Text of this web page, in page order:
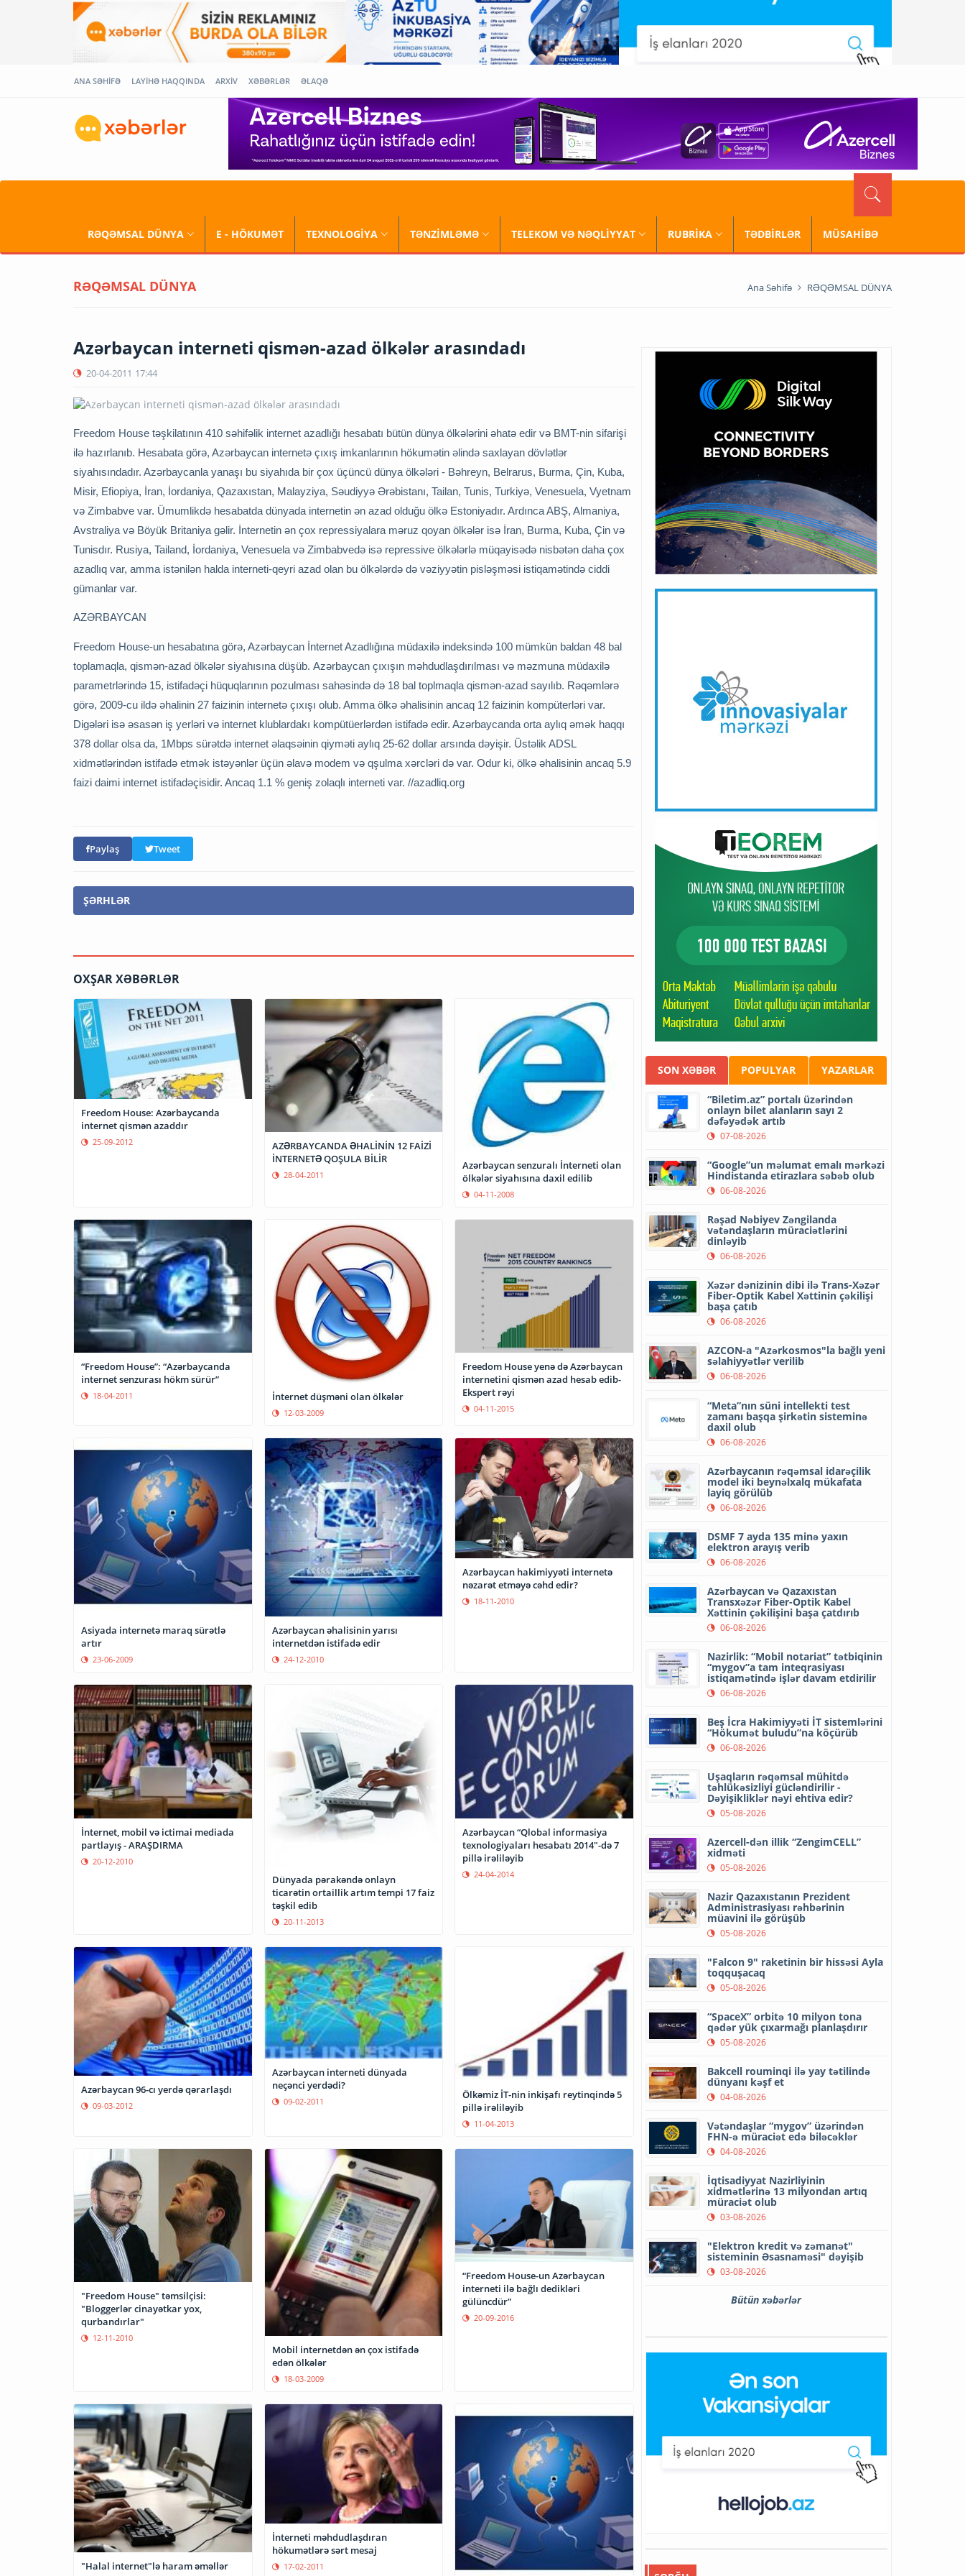
ANA SƏHİFƏ LAYİHƏ HAQQINDA ARXİV XƏBƏRLƏR ƏLAQƏ
RƏQƏMSAL DÜNYA E - HÖKUMƏT TEXNOLOGİYA TƏNZİMLƏMƏ TELEKOM VƏ NƏQLİYYAT RUBRİKA TƏDBİRLƏR MÜSAHİBƏ
RƏQƏMSAL DÜNYA Ana Səhifə RƏQƏMSAL DÜNYA
Azərbaycan interneti qismən-azad ölkələr arasındadı
20-04-2011 17:44
Freedom House təşkilatının 410 səhifəlik internet azadlığı hesabatı bütün dünya ölkələrini əhatə edir və BMT-nin sifarişi
ilə hazırlanıb. Hesabata görə, Azərbaycan internetə çıxış imkanlarının hökumətin əlində saxlayan dövlətlər
siyahısındadır. Azərbaycanla yanaşı bu siyahıda bir çox üçüncü dünya ölkələri - Bəhreyn, Belrarus, Burma, Çin, Kuba,
Misir, Efiopiya, İran, İordaniya, Qazaxıstan, Malayziya, Səudiyyə Ərəbistanı, Tailan, Tunis, Turkiyə, Venesuela, Vyetnam
və Zimbabve var. Ümumlikdə hesabatda dünyada internetin ən azad olduğu ölkə Estoniyadır. Ardınca ABŞ, Almaniya,
Avstraliya və Böyük Britaniya gəlir. İnternetin ən çox repressiyalara məruz qoyan ölkələr isə İran, Burma, Kuba, Çin və
Tunisdır. Rusiya, Tailand, İordaniya, Venesuela və Zimbabvedə isə repressive ölkələrlə müqayisədə nisbətən daha çox
azadlıq var, amma istənilən halda interneti-qeyri azad olan bu ölkələrdə də vəziyyətin pisləşməsi istiqamətində ciddi
gümanlar var.
AZƏRBAYCAN
Freedom House-un hesabatına görə, Azərbaycan İnternet Azadlığına müdaxilə indeksində 100 mümkün baldan 48 bal
toplamaqla, qismən-azad ölkələr siyahısına düşüb. Azərbaycan çıxışın məhdudlaşdırılması və məzmuna müdaxilə
parametrlərində 15, istifadəçi hüquqlarının pozulması sahəsində də 18 bal toplmaqla qismən-azad sayılıb. Rəqəmlərə
görə, 2009-cu ildə əhalinin 27 faizinin internetə çıxışı olub. Amma ölkə əhalisinin ancaq 12 faizinin kompüterləri var.
Digələri isə əsasən iş yerləri və internet klublardakı kompütüerlərdən istifadə edir. Azərbaycanda orta aylıq əmək haqqı
378 dollar olsa da, 1Mbps sürətdə internet əlaqsəinin qiyməti aylıq 25-62 dollar arsında dəyişir. Üstəlik ADSL
xidmətlərindən istifadə etmək istəyənlər üçün əlavə modem və qşulma xərcləri də var. Odur ki, ölkə əhalisinin ancaq 5.9
faizi daimi internet istifadəçisidir. Ancaq 1.1 % geniş zolaqlı interneti var. //azadliq.org
Paylaş Tweet
ŞƏRHLƏR
OXŞAR XƏBƏRLƏR
Freedom House: Azərbaycanda
internet qismən azaddır
25-09-2012
AZƏRBAYCANDA ƏHALİNİN 12 FAİZİ
İNTERNETƏ QOŞULA BİLİR
28-04-2011
Azərbaycan senzuralı İnterneti olan
ölkələr siyahısına daxil edilib
04-11-2008
“Freedom House”: “Azərbaycanda
internet senzurası hökm sürür”
18-04-2011 İnternet düşməni olan ölkələr
12-03-2009
Freedom House yenə də Azərbaycan
internetini qismən azad hesab edib-
Ekspert rəyi
04-11-2015
Asiyada internetə maraq sürətlə
artır
23-06-2009
Azərbaycan əhalisinin yarısı
internetdən istifadə edir
24-12-2010
Azərbaycan hakimiyyəti internetə
nəzarət etməyə cəhd edir?
18-11-2010
İnternet, mobil və ictimai mediada
partlayış - ARAŞDIRMA
20-12-2010
Dünyada pərakəndə onlayn
ticarətin ortaillik artım tempi 17 faiz
təşkil edib
20-11-2013
Azərbaycan “Qlobal informasiya
texnologiyaları hesabatı 2014"-də 7
pillə irəliləyib
24-04-2014
Azərbaycan 96-cı yerdə qərarlaşdı
09-03-2012
Azərbaycan interneti dünyada
neçənci yerdədi?
09-02-2011
Ölkəmiz İT-nin inkişafı reytinqində 5
pillə irəliləyib
11-04-2013
"Freedom House" təmsilçisi:
"Bloggerlər cinayətkar yox,
qurbandırlar"
12-11-2010
Mobil internetdən ən çox istifadə
edən ölkələr
18-03-2009
“Freedom House-un Azərbaycan
interneti ilə bağlı dedikləri
gülüncdür”
20-09-2016
"Halal internet"lə haram əməllər
İnterneti məhdudlaşdıran
hökumətlərə sərt mesaj
17-02-2011
SON XƏBƏR POPULYAR YAZARLAR
“Biletim.az” portalı üzərindən
onlayn bilet alanların sayı 2
dəfəyədək artıb
07-08-2026
“Google”un məlumat emalı mərkəzi
Hindistanda etirazlara səbəb olub
06-08-2026
Rəşad Nəbiyev Zəngilanda
vətəndaşların müraciətlərini
dinləyib
06-08-2026
Xəzər dənizinin dibi ilə Trans-Xəzər
Fiber-Optik Kabel Xəttinin çəkilişi
başa çatıb
06-08-2026
AZCON-a "Azərkosmos"la bağlı yeni
səlahiyyətlər verilib
06-08-2026
“Meta”nın süni intellekti test
zamanı başqa şirkətin sisteminə
daxil olub
06-08-2026
Azərbaycanın rəqəmsal idarəçilik
model iki beynəlxalq mükafata
layiq görülüb
06-08-2026
DSMF 7 ayda 135 minə yaxın
elektron arayış verib
06-08-2026
Azərbaycan və Qazaxıstan
Transxəzər Fiber-Optik Kabel
Xəttinin çəkilişini başa çatdırıb
06-08-2026
Nazirlik: “Mobil notariat” tətbiqinin
“mygov”a tam inteqrasiyası
istiqamətində işlər davam etdirilir
06-08-2026
Beş İcra Hakimiyyəti İT sistemlərini
“Hökumət buludu”na köçürüb
06-08-2026
Uşaqların rəqəmsal mühitdə
təhlükəsizliyi gücləndirilir -
Dəyişikliklər nəyi ehtiva edir?
05-08-2026
Azercell-dən illik “ZengimCELL”
xidməti
05-08-2026
Nazir Qazaxıstanın Prezident
Administrasiyası rəhbərinin
müavini ilə görüşüb
05-08-2026
"Falcon 9" raketinin bir hissəsi Ayla
toqquşacaq
05-08-2026
“SpaceX” orbitə 10 milyon tona
qədər yük çıxarmağı planlaşdırır
05-08-2026
Bakcell rouminqi ilə yay tətilində
dünyanı kəşf et
04-08-2026
Vətəndaşlar “mygov” üzərindən
FHN-ə müraciət edə biləcəklər
04-08-2026
İqtisadiyyat Nazirliyinin
xidmətlərinə 13 milyondan artıq
müraciət olub
03-08-2026
"Elektron kredit və zəmanət"
sisteminin Əsasnaməsi" dəyişib
03-08-2026
Bütün xəbərlər